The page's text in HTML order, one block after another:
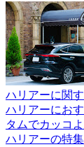
ハリアーに関
ハリアーにお
タムでカッコ
ハリアーの特